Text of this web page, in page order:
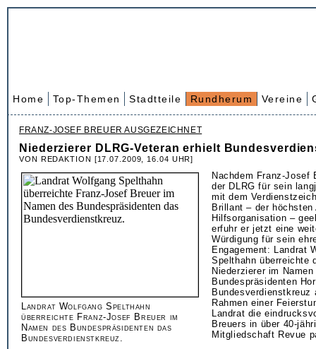
Home Top-Themen Stadtteile Rundherum Vereine
FRANZ-JOSEF BREUER AUSGEZEICHNET
Niederzierer DLRG-Veteran erhielt
VON REDAKTION [17.07.2009, 16.04 UHR]
Landrat Wolfgang Spelthahn
überreichte Franz-Josef Breuer im
Namen des Bundespräsidenten das
Bundesverdienstkreuz.
Nachdem Franz-Josef
der DLRG für sein
mit dem
Brillant – der
Hilfsorganisation –
erfuhr er jetzt eine
Würdigung für sein
Engagement: Landrat
Spelthahn überreichte
Niederzierer im
Bundespräsidenten
Bundesverdienstkreuz
Rahmen einer
Landrat die
Breuers in über 40-
Mitgliedschaft Revue